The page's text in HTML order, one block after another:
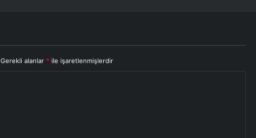
Gerekli alanlar * ile işaretlenmişlerdir